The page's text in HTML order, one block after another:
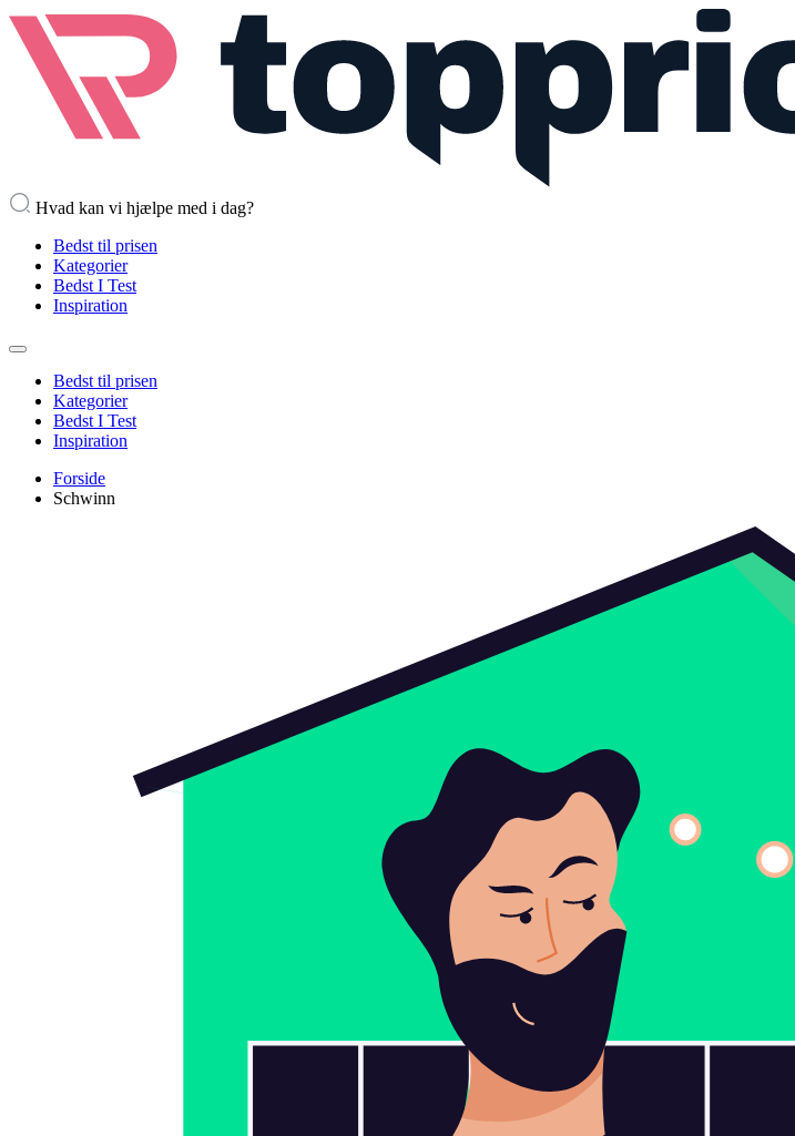
Hvad kan vi hjælpe med i dag?
Bedst til prisen
Kategorier
Bedst I Test
Inspiration
Bedst til prisen
Kategorier
Bedst I Test
Inspiration
Forside
Schwinn